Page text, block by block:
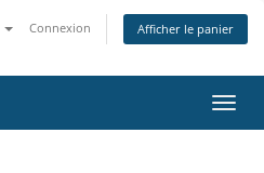
Connexion Afficher le panier
la